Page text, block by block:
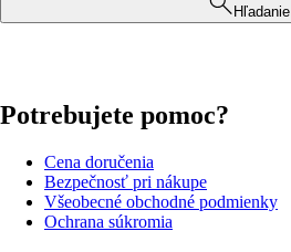
Hľadanie
Potrebujete pomoc?
Cena doručenia
Bezpečnosť pri nákupe
Všeobecné obchodné podmienky
Ochrana súkromia